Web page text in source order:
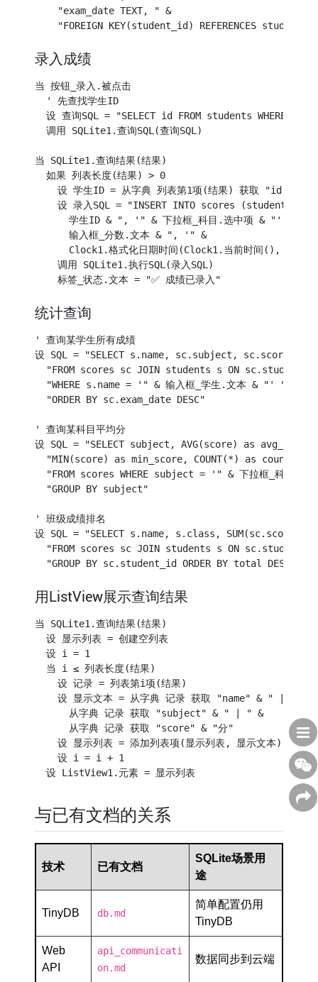
    "exam_date TEXT, " &
录入成绩
当 按钮_录入.被点击
  ' 先查找学生ID
设 查询SQL = "SELECT id FROM students WHERE name
  调用 SQLite1.查询SQL(查询SQL)
当 SQLite1.查询结果(结果)
  如果 列表长度(结果) > 0
    设 学生ID = 从字典 列表第1项(结果) 获取 "id"
设 录入SQL = "INSERT INTO scores (student_id,
      学生ID & ", '" & 下拉框_科目.选中项 & "', " &
      输入框_分数.文本 & ", '" &
Clock1.格式化日期时间(Clock1.当前时间(),
    调用 SQLite1.执行SQL(录入SQL)
统计查询
' 查询某学生所有成绩
设 SQL = "SELECT s.name, sc.subject, sc.score,
"FROM scores sc JOIN students s ON
  "WHERE s.name = '" & 输入框_学生.文本 & "' " &
  "ORDER BY sc.exam_date DESC"
' 查询某科目平均分
设 SQL = "SELECT subject, AVG(score) as
  "MIN(score) as min_score, COUNT(*) as count " &
"FROM scores WHERE subject = '" & 下拉框_科目.选
  "GROUP BY subject"
' 班级成绩排名
设 SQL = "SELECT s.name, s.class, SUM(sc.score)
"FROM scores sc JOIN students s ON
用ListView展示查询结果
当 SQLite1.查询结果(结果)
  设 显示列表 = 创建空列表
  设 i = 1
  当 i ≤ 列表长度(结果)
    设 记录 = 列表第i项(结果)
    设 显示文本 = 从字典 记录 获取 "name" & " | " &
      从字典 记录 获取 "subject" & " | " &
      从字典 记录 获取 "score" & "分"
    设 显示列表 = 添加列表项(显示列表, 显示文本)
    设 i = i + 1
与已有文档的关系
技术 已有文档
SQLite场景用
途
TinyDB db.md
简单配置仍用
TinyDB
Web
API
api_communicati
on.md
数据同步到云端